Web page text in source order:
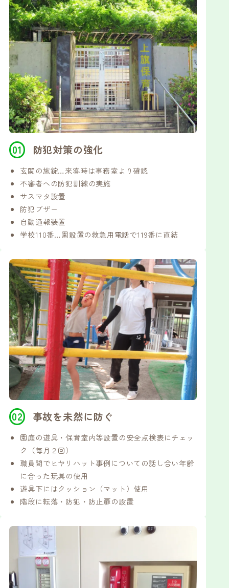
防犯対策の強化
玄関の施錠…来客時は事務室より確認
不審者への防犯訓練の実施
サスマタ設置
防犯ブザー
自動通報装置
学校110番…園設置の救急用電話で119番に直結
事故を未然に防ぐ
園庭の遊具・保育室内等設置の安全点検表にチェッ
ク（毎月２回）
職員間でヒヤリハット事例についての話し合い年齢
に合った玩具の使用
遊具下にはクッション（マット）使用
階段に転落・防犯・防止扉の設置